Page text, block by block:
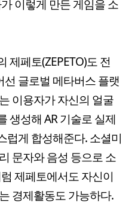
이렇게 만든 게임을 소
제페토(ZEPETO)도 전
글로벌 메타버스 플랫
이용자가 자신의 얼굴
생성해 AR 기술로 실제
럽게 합성해준다. 소셜미
문자와 음성 등으로 소
제페토에서도 자신이
경제활동도 가능하다.